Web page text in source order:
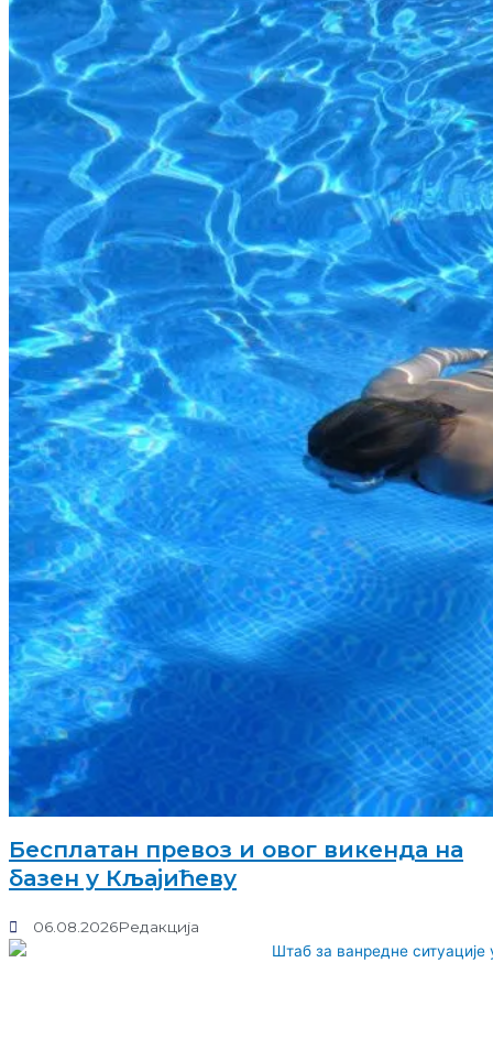
Бесплатан превоз и овог викенда на
базен у Кљајићеву
06.08.2026Редакција